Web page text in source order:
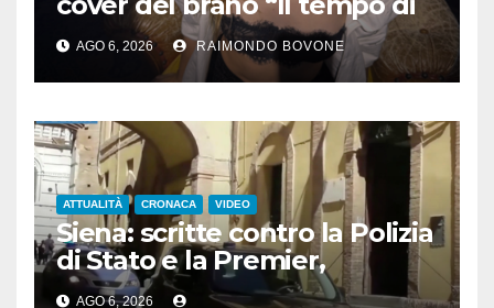
morire” di Battisti
AGO 6, 2026 RAIMONDO BOVONE
ATTUALITÀ CRONACA VIDEO
Siena: scritte contro la Polizia
di Stato e la Premier,
denunciato un 24enne
AGO 6, 2026